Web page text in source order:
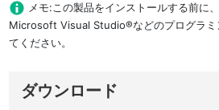
メモ:この製品をインストールする前に
Microsoft Visual Studio®などのプログラミ
てください。
ダウンロード